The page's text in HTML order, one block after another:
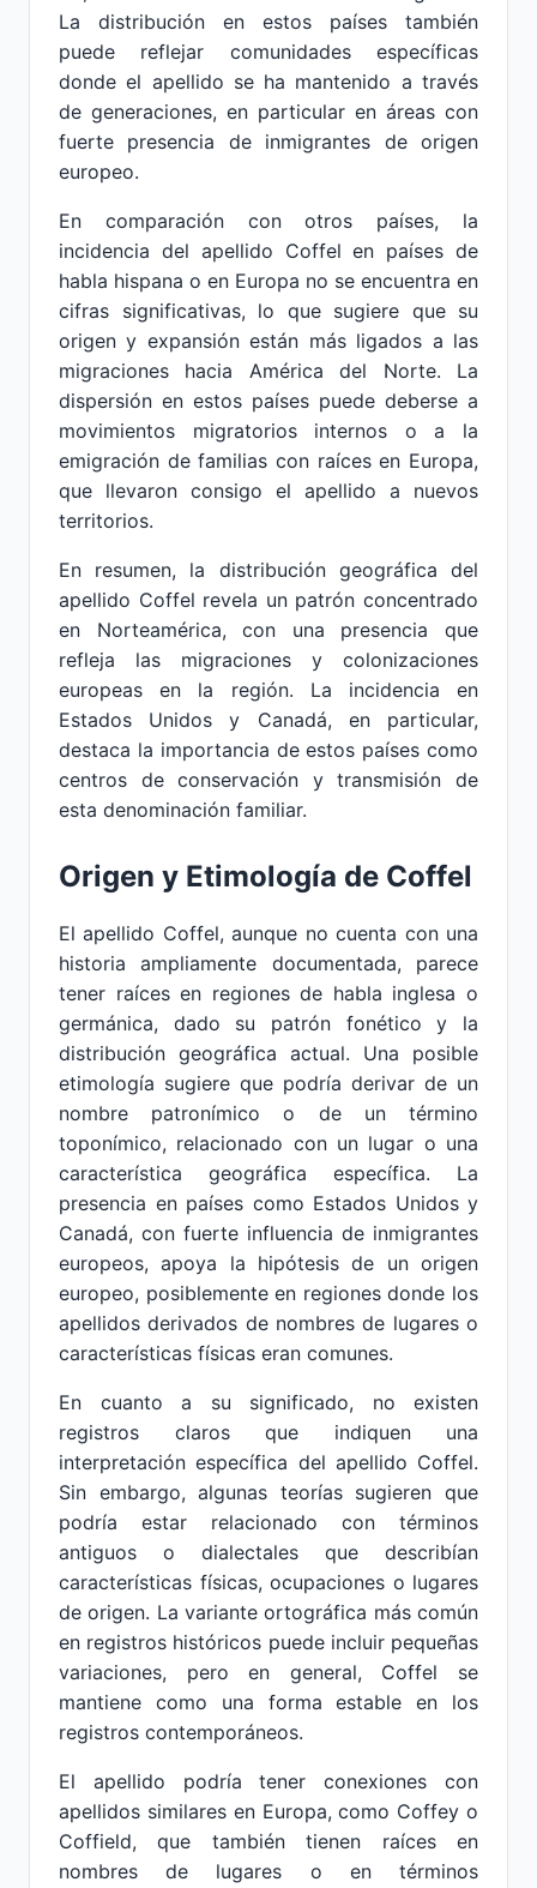
La distribución en estos países también
puede reflejar comunidades específicas
donde el apellido se ha mantenido a través
de generaciones, en particular en áreas con
fuerte presencia de inmigrantes de origen
europeo.
En comparación con otros países, la
incidencia del apellido Coffel en países de
habla hispana o en Europa no se encuentra en
cifras significativas, lo que sugiere que su
origen y expansión están más ligados a las
migraciones hacia América del Norte. La
dispersión en estos países puede deberse a
movimientos migratorios internos o a la
emigración de familias con raíces en Europa,
que llevaron consigo el apellido a nuevos
territorios.
En resumen, la distribución geográfica del
apellido Coffel revela un patrón concentrado
en Norteamérica, con una presencia que
refleja las migraciones y colonizaciones
europeas en la región. La incidencia en
Estados Unidos y Canadá, en particular,
destaca la importancia de estos países como
centros de conservación y transmisión de
esta denominación familiar.
Origen y Etimología de Coffel
El apellido Coffel, aunque no cuenta con una
historia ampliamente documentada, parece
tener raíces en regiones de habla inglesa o
germánica, dado su patrón fonético y la
distribución geográfica actual. Una posible
etimología sugiere que podría derivar de un
nombre patronímico o de un término
toponímico, relacionado con un lugar o una
característica geográfica específica. La
presencia en países como Estados Unidos y
Canadá, con fuerte influencia de inmigrantes
europeos, apoya la hipótesis de un origen
europeo, posiblemente en regiones donde los
apellidos derivados de nombres de lugares o
características físicas eran comunes.
En cuanto a su significado, no existen
registros claros que indiquen una
interpretación específica del apellido Coffel.
Sin embargo, algunas teorías sugieren que
podría estar relacionado con términos
antiguos o dialectales que describían
características físicas, ocupaciones o lugares
de origen. La variante ortográfica más común
en registros históricos puede incluir pequeñas
variaciones, pero en general, Coffel se
mantiene como una forma estable en los
registros contemporáneos.
El apellido podría tener conexiones con
apellidos similares en Europa, como Coffey o
Coffield, que también tienen raíces en
nombres de lugares o en términos